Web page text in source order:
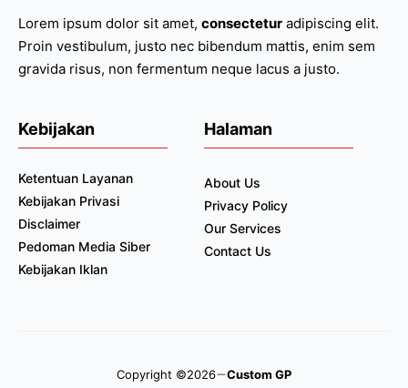
Lorem ipsum dolor sit amet, consectetur adipiscing elit.
Proin vestibulum, justo nec bibendum mattis, enim sem
gravida risus, non fermentum neque lacus a justo.
Kebijakan
Ketentuan Layanan
Kebijakan Privasi
Disclaimer
Pedoman Media Siber
Kebijakan Iklan
Halaman
About Us
Privacy Policy
Our Services
Contact Us
Copyright ©2026 Custom GP